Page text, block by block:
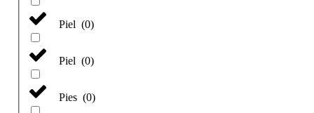
Piel (0)
Piel (0)
Pies (0)